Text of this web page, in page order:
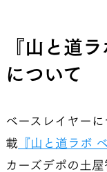
『山と道
について
ベースレイヤー
載 『山と道ラボ
カーズデポの土